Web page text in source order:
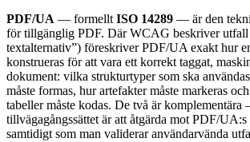
PDF/UA — formellt ISO 14289 — är den
för tillgänglig PDF. Där WCAG beskriver utfall
textalternativ”) föreskriver PDF/UA exakt hur
konstrueras för att vara ett korrekt taggat,
dokument: vilka strukturtyper som ska
måste formas, hur artefakter måste markeras
tabeller måste kodas. De två är komplementära
tillvägagångssättet är att åtgärda mot PDF/
samtidigt som man validerar användarvända